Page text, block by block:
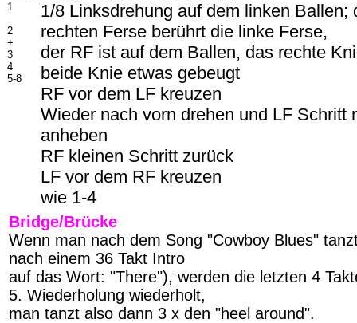
1
.
2
+
3
4
5-8
1/8 Linksdrehung auf dem linken Ballen;
rechten Ferse berührt die linke Ferse,
der RF ist auf dem Ballen, das rechte
beide Knie etwas gebeugt
RF vor dem LF kreuzen
Wieder nach vorn drehen und LF Schritt
anheben
RF kleinen Schritt zurück
LF vor dem RF kreuzen
wie 1-4
Bridge/Brücke
Wenn man nach dem Song "Cowboy Blues"
nach einem 36 Takt Intro
auf das Wort: "There"), werden die letzten 4
5. Wiederholung wiederholt,
man tanzt also dann 3 x den "heel around".